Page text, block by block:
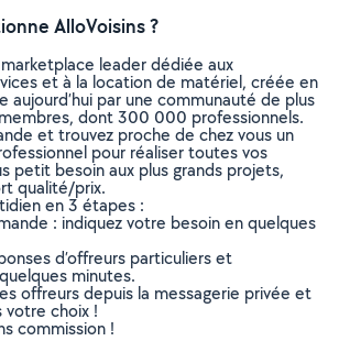
AlloVoisins ?
marketplace leader dédiée aux
et à la location de matériel, créée en
aujourd’hui par une communauté de plus
dont 300 000 professionnels.
et trouvez proche de chez vous un
pour réaliser toutes vos
petit besoin aux plus grands projets,
qualité/prix.
en 3 étapes :
: indiquez votre besoin en quelques
d’offreurs particuliers et
minutes.
offreurs depuis la messagerie privée et
choix !
commission !